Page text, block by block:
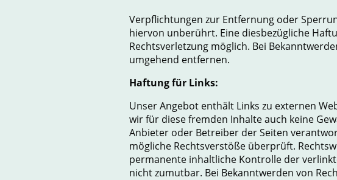
Verpflichtungen zur Entfernung oder
hiervon unberührt. Eine diesbezügliche
Rechtsverletzung möglich. Bei
umgehend entfernen.
Haftung für Links:
Unser Angebot enthält Links zu externen
wir für diese fremden Inhalte auch keine
Anbieter oder Betreiber der Seiten
mögliche Rechtsverstöße überprüft.
permanente inhaltliche Kontrolle der
nicht zumutbar. Bei Bekanntwerden von